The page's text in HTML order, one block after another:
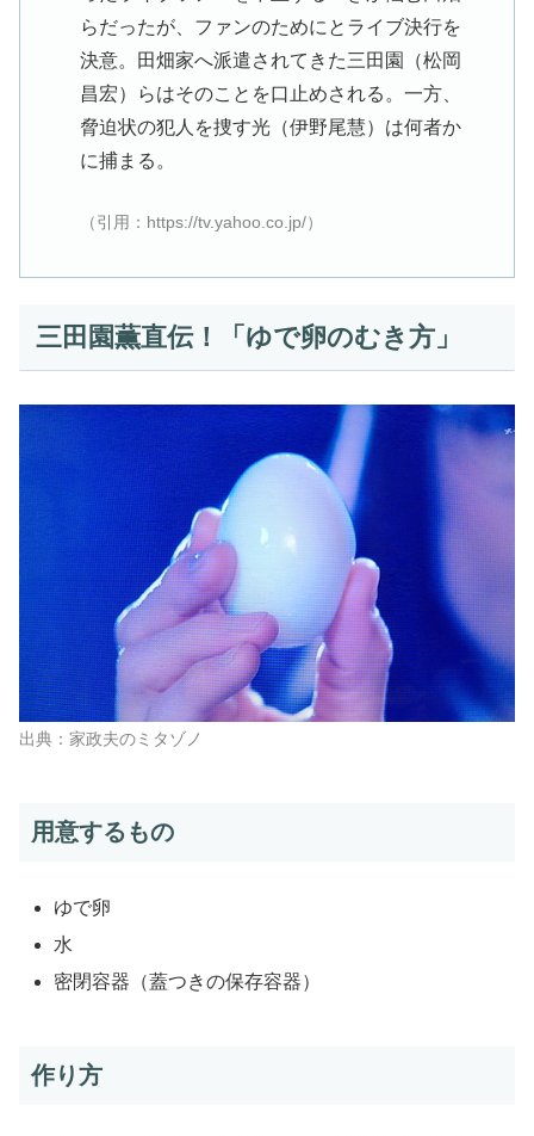
らだったが、ファンのためにとライブ決行を
決意。田畑家へ派遣されてきた三田園（松岡
昌宏）らはそのことを口止めされる。一方、
脅迫状の犯人を捜す光（伊野尾慧）は何者か
に捕まる。
（引用：https://tv.yahoo.co.jp/）
三田園薫直伝！「ゆで卵のむき方」
出典：家政夫のミタゾノ
用意するもの
ゆで卵
水
密閉容器（蓋つきの保存容器）
作り方